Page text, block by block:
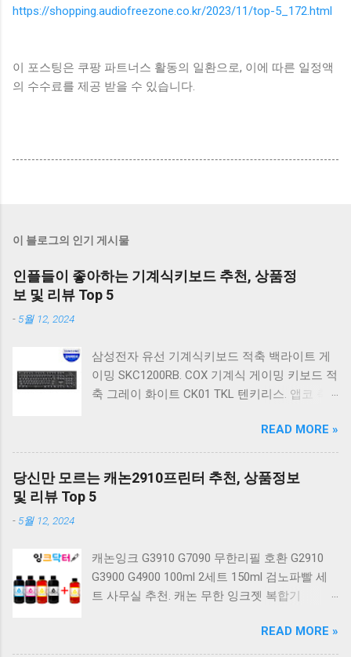
https://shopping.audiofreezone.co.kr/2023/11/top-5_172.html
이 포스팅은 쿠팡 파트너스 활동의 일환으로, 이에 따른 일정액
의 수수료를 제공 받을 수 있습니다.
이 블로그의 인기 게시물
인플들이 좋아하는 기계식키보드 추천, 상품정
보 및 리뷰 Top 5
- 5월 12, 2024
삼성전자 유선 기계식키보드 적축 백라이트 게
이밍 SKC1200RB. COX 기계식 게이밍 키보드 적
축 그레이 화이트 CK01 TKL 텐키리스. 앱코 축
랙 K560 일반형. 앱코 K517 레트로 기계식 게이
밍 유선키보드 갈축 일반형 레트로 베이지. 체리
키보드 G803000S TKL RGB 게이밍 텐키리스 기
계식 키보드 4종 축 선택 저소음적축 블랙. 체리
베이지 K517 Retro. COX CK01 교체축 사이드
RGB 게이밍 기계식 키보드 네이비 CK01NV적축
일반형. 체리키보드 XTRFY MX BOARD 3.1 RGB
COX 기계식 게이밍 키보드 갈축 그레이 화이트
READ MORE »
당신만 모르는 캐논2910프린터 추천, 상품정보
및 리뷰 Top 5
- 5월 12, 2024
캐논잉크 G3910 G7090 무한리필 호환 G2910
G3900 G4900 100ml 2세트 150ml 검노파빨 세
트 사무실 추천. 캐논 무한 잉크젯 복합기
논 PIXMA G2910 잉크포함 정품 무한복합기 컬
러 잉크젯복합기 가정용프린터 상세정보참조.
READ MORE »